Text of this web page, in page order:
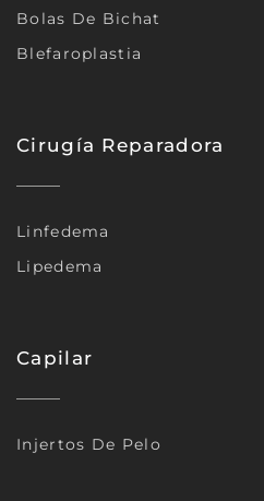
Bolas De Bichat
Blefaroplastia
Cirugía Reparadora
Linfedema
Lipedema
Capilar
Injertos De Pelo